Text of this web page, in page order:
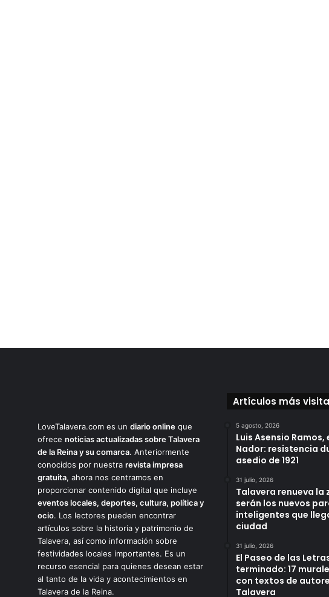
LoveTalavera.com es un diario online que
ofrece noticias actualizadas sobre Talavera
de la Reina y su comarca. Anteriormente
conocidos por nuestra revista impresa
gratuita, ahora nos centramos en
proporcionar contenido digital que incluye
eventos locales, deportes, cultura, política y
ocio. Los lectores pueden encontrar
artículos sobre la historia y patrimonio de
Talavera, así como información sobre
festividades locales importantes. Es un
recurso esencial para quienes desean estar
al tanto de la vida y acontecimientos en
Talavera de la Reina.
Artículos más
5 agosto, 2026
Luis Asensio Ramos,
Nador: resistencia
asedio de 1921
31 julio, 2026
Talavera renueva la
serán los nuevos
inteligentes que
ciudad
31 julio, 2026
El Paseo de las
terminado: 17
con textos de
Talavera